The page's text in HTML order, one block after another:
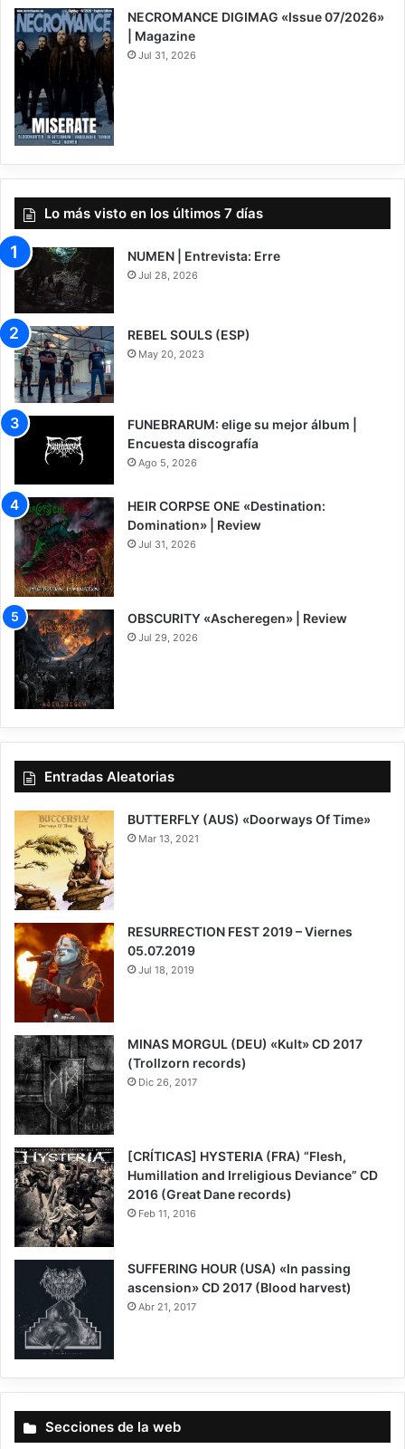
NECROMANCE DIGIMAG «Issue 07/2026»
| Magazine
Jul 31, 2026
Lo más visto en los últimos 7 días
NUMEN | Entrevista: Erre
Jul 28, 2026
REBEL SOULS (ESP)
May 20, 2023
FUNEBRARUM: elige su mejor álbum |
Encuesta discografía
Ago 5, 2026
8
HEIR CORPSE ONE «Destination:
Domination» | Review
Jul 31, 2026
7.5
OBSCURITY «Ascheregen» | Review
Jul 29, 2026
Entradas Aleatorias
8
BUTTERFLY (AUS) «Doorways Of Time»
Mar 13, 2021
RESURRECTION FEST 2019 – Viernes
05.07.2019
Jul 18, 2019
8
MINAS MORGUL (DEU) «Kult» CD 2017
(Trollzorn records)
Dic 26, 2017
[CRÍTICAS] HYSTERIA (FRA) “Flesh,
Humillation and Irreligious Deviance” CD
2016 (Great Dane records)
Feb 11, 2016
SUFFERING HOUR (USA) «In passing
ascension» CD 2017 (Blood harvest)
Abr 21, 2017
Secciones de la web